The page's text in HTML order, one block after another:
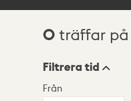
Sökresultat
0 träffar på
Visningsläge
Filtrera tid
Från